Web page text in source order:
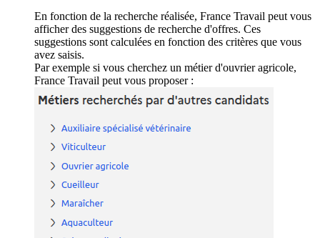
En fonction de la recherche réalisée, France Travail peut vous
afficher des suggestions de recherche d'offres. Ces
suggestions sont calculées en fonction des critères que vous
avez saisis.
Par exemple si vous cherchez un métier d'ouvrier agricole,
France Travail peut vous proposer :